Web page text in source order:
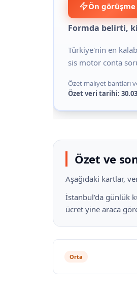
Ön
Formda belirti,
Türkiye'nin en
sis motor conta
Özet maliyet bantları
Özet veri tarihi:
Özet ve
Aşağıdaki kartlar,
İstanbul'da günlük
ücret yine araca
Orta